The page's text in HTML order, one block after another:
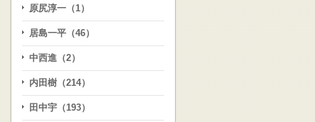
原尻淳一（1）
居島一平（46）
中西進（2）
内田樹（214）
田中宇（193）